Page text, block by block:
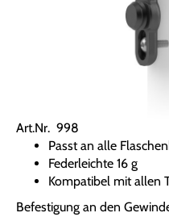
Art.Nr. 998
Passt an alle
Federleichte 16 g
Kompatibel mit allen
Befestigung an den